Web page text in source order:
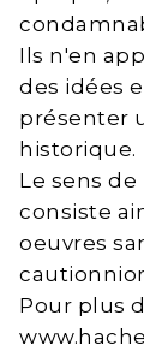
Ils n'en
des idées
présenter
historique.
Le sens
consiste
oeuvres
Pour plus